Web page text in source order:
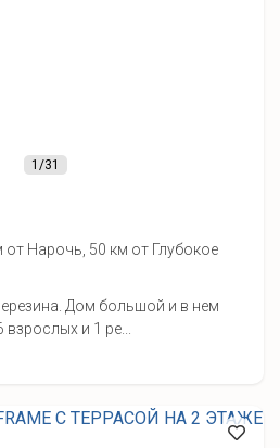
1/31
Нарочь, 50 км от Глубокое
Дом большой и в нем
и 1 ре...